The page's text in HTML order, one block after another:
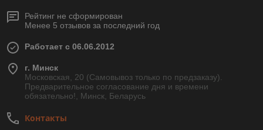
Рейтинг не сформирован
Менее 5 отзывов за последний год
Работает с 06.06.2012
г. Минск
Московская, 20 (Самовывоз только по предзаказу).
Предварительное согласование дня и времени
обязательно!, Минск, Беларусь
Контакты